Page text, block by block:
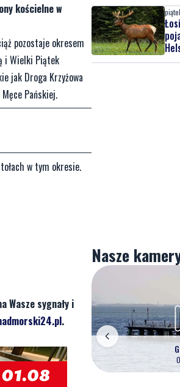
kościelne w
pozostaje okresem
i Wielki Piątek
jak Droga Krzyżowa
Pańskiej.
w tym okresie.
Wasze sygnały i
.
Nasze